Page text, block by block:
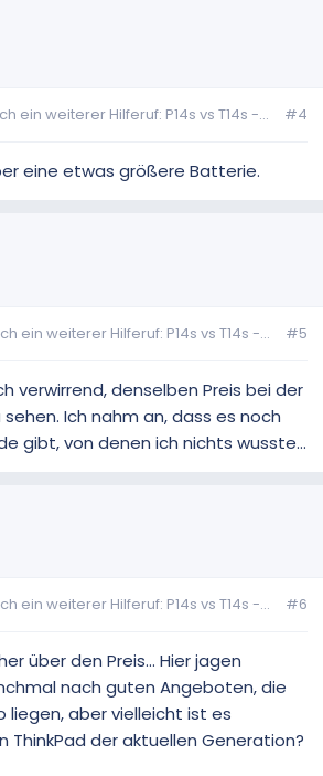
ein weiterer Hilferuf: P14s vs T14s -... #4
eine etwas größere Batterie.
ein weiterer Hilferuf: P14s vs T14s -... #5
verwirrend, denselben Preis bei der
Ich nahm an, dass es noch
gibt, von denen ich nichts wusste...
ein weiterer Hilferuf: P14s vs T14s -... #6
über den Preis... Hier jagen
nach guten Angeboten, die
liegen, aber vielleicht ist es
ThinkPad der aktuellen Generation?